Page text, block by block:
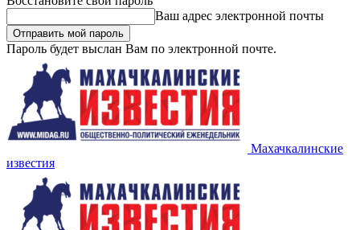
Ваш адрес электронной почты
Пароль будет выслан Вам по электронной почте.
Махачкалинские
известия